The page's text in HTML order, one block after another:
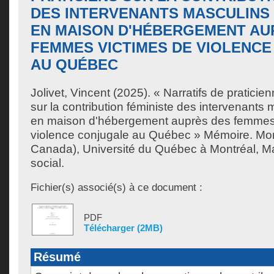
DES INTERVENANTS
EN MAISON D'HÉBERGEMENT
FEMMES VICTIMES DE
AU QUÉBEC
Jolivet, Vincent (2025). « Narratifs de
sur la contribution féministe des intervenants
en maison d'hébergement auprès des
violence conjugale au Québec » Mémoire.
Canada), Université du Québec à Montréal,
social.
Fichier(s) associé(s) à ce document :
PDF
Télécharger (2MB)
Résumé